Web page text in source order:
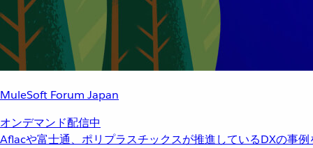
MuleSoft Forum Japan
オンデマンド配信中
Aflacや富士通、ポリプラスチックスが推進しているDXの事